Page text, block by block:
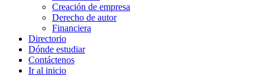
Creación de empresa
Derecho de autor
Financiera
Directorio
Dónde estudiar
Contáctenos
Ir al inicio